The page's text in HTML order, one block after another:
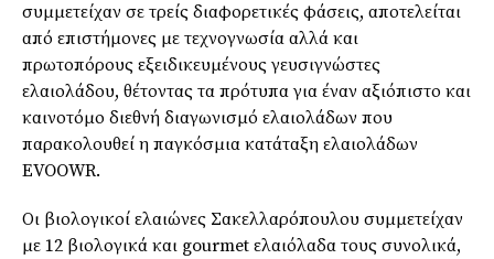
συμμετείχαν σε τρείς διαφορετικές φάσεις, αποτελείται
από επιστήμονες με τεχνογνωσία αλλά και
πρωτοπόρους εξειδικευμένους γευσιγνώστες
ελαιολάδου, θέτοντας τα πρότυπα για έναν αξιόπιστο και
καινοτόμο διεθνή διαγωνισμό ελαιολάδων που
παρακολουθεί η παγκόσμια κατάταξη ελαιολάδων
EVOOWR.
Οι βιολογικοί ελαιώνες Σακελλαρόπουλου συμμετείχαν
με 12 βιολογικά και gourmet ελαιόλαδα τους συνολικά,